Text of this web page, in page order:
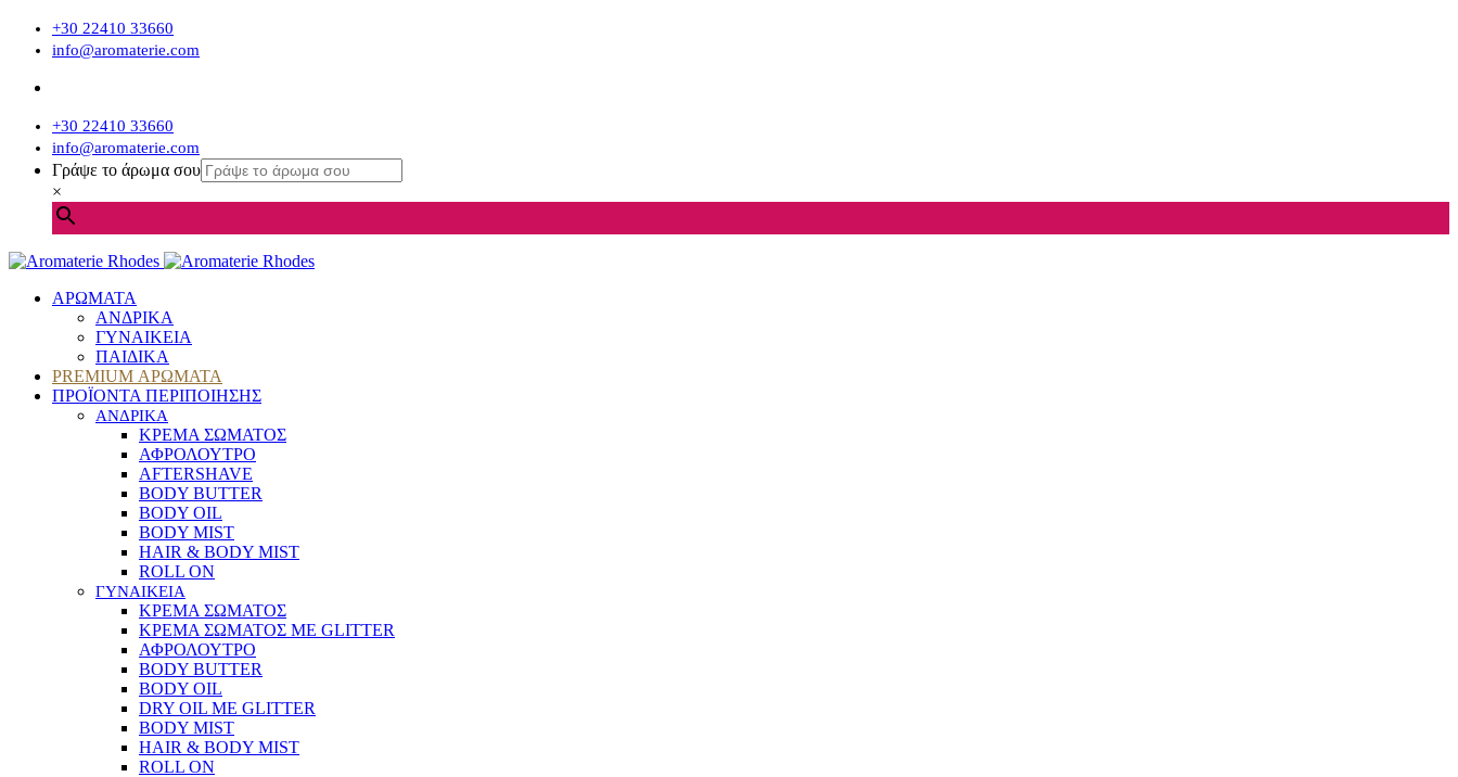
+30 22410 33660
info@aromaterie.com
+30 22410 33660
info@aromaterie.com
Γράψε το άρωμα σου
×
ΑΡΩΜΑΤΑ
ΑΝΔΡΙΚΑ
ΓΥΝΑΙΚΕΙΑ
ΠΑΙΔΙΚΑ
PREMIUM ΑΡΩΜΑΤΑ
ΠΡΟΪΟΝΤΑ ΠΕΡΙΠΟΙΗΣΗΣ
ΑΝΔΡΙΚΑ
ΚΡΕΜΑ ΣΩΜΑΤΟΣ
ΑΦΡΟΛΟΥΤΡΟ
AFTERSHAVE
BODY BUTTER
BODY OIL
BODY MIST
HAIR & BODY MIST
ROLL ON
ΓΥΝΑΙΚΕΙΑ
ΚΡΕΜΑ ΣΩΜΑΤΟΣ
ΚΡΕΜΑ ΣΩΜΑΤΟΣ ΜΕ GLITTER
ΑΦΡΟΛΟΥΤΡΟ
BODY BUTTER
BODY OIL
DRY OIL ΜΕ GLITTER
BODY MIST
HAIR & BODY MIST
ROLL ON